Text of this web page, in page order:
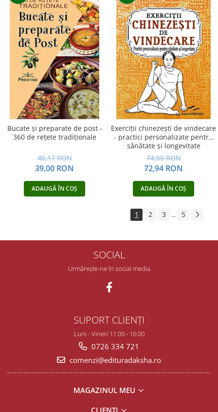
Bucate şi preparate de post -
360 de reţete tradiţionale
40,17 RON
39,00 RON
ADAUGĂ ÎN COȘ
Exerciţii chinezeşti de vindecare
- practici personalizate pentru
sănătate şi longevitate
74,00 RON
72,94 RON
ADAUGĂ ÎN COȘ
1 2 3 ... 5
SOCIAL
Urmărește-ne în social media
SUPORT CLIENȚI
Luni - Vineri 11:00 - 16:00
0726 334 721
comenzi@edituradaksha.ro
MAGAZINUL MEU